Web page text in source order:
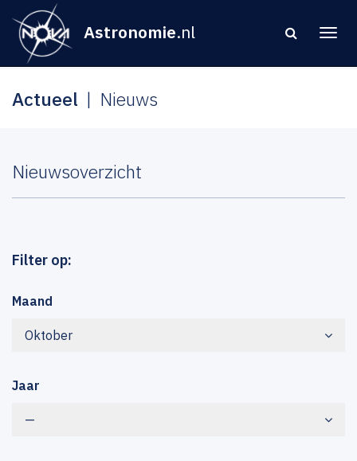
Astronomie.nl
Actueel Nieuws
Nieuwsoverzicht
Filter op:
Maand
Oktober
Jaar
—